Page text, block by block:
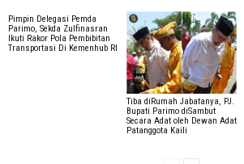
Pimpin Delegasi Pemda
Parimo, Sekda Zulfinasran
Ikuti Rakor Pola Pembibitan
Transportasi Di Kemenhub RI
Tiba diRumah Jabatanya, PJ.
Bupati Parimo diSambut
Secara Adat oleh Dewan Adat
Patanggota Kaili